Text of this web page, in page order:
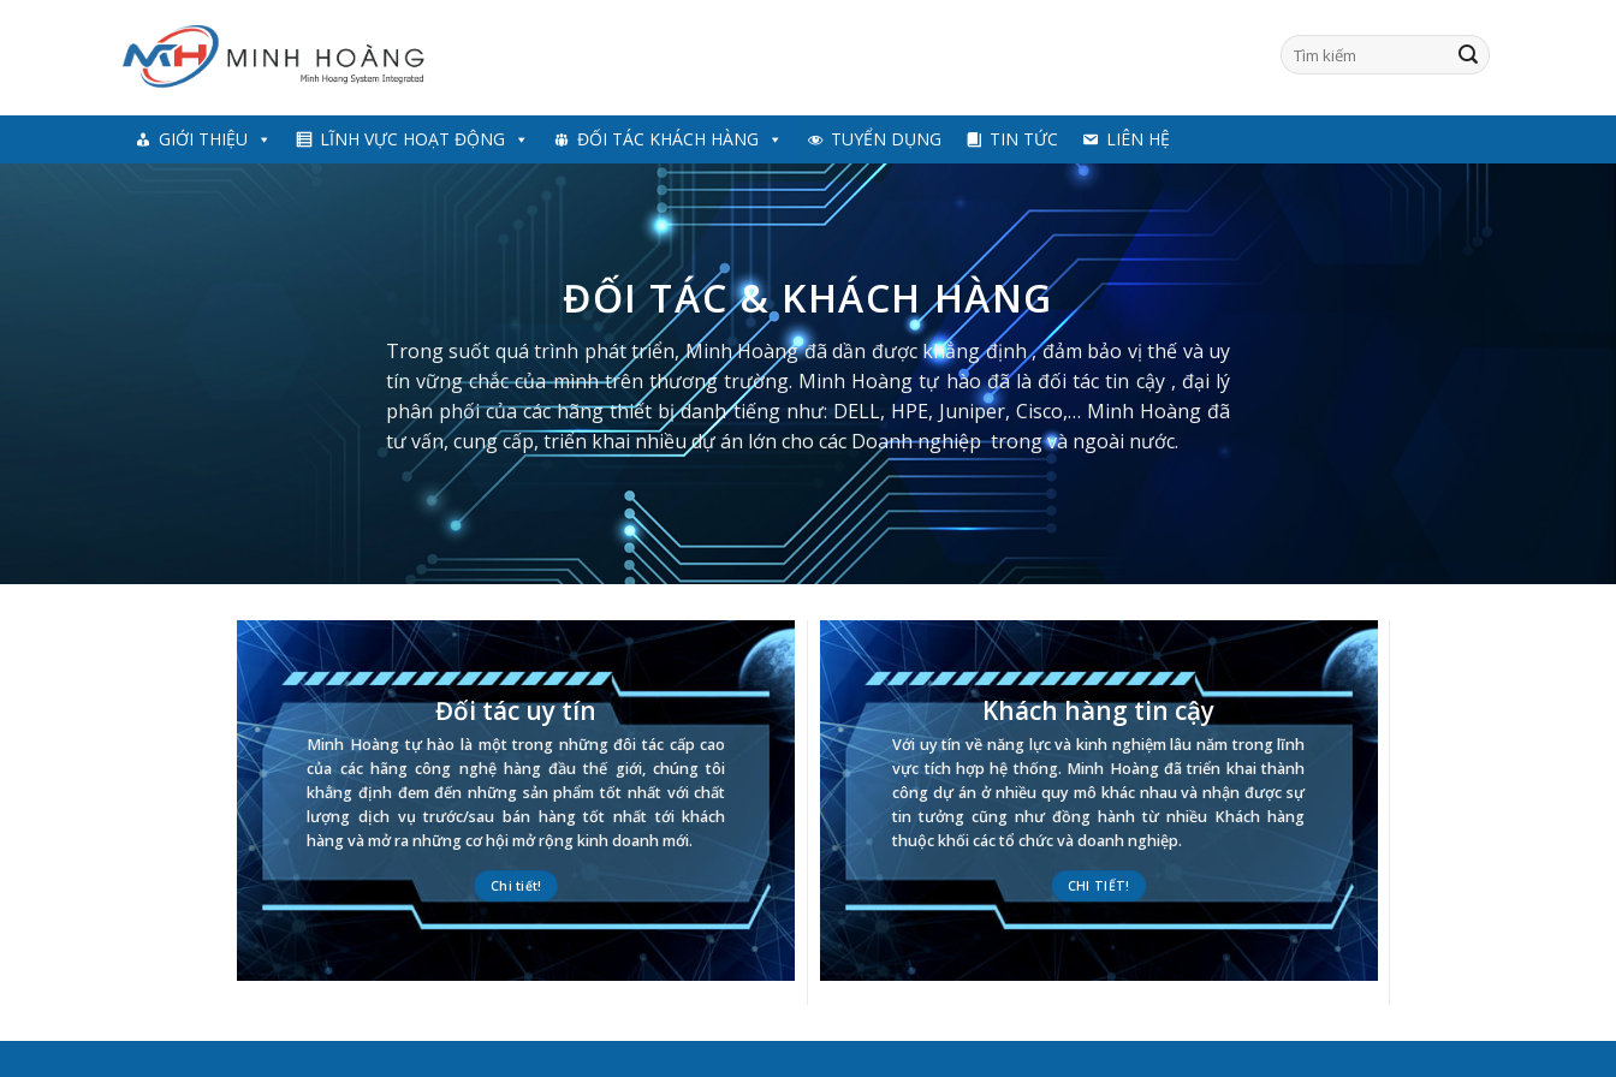
GIỚI THIỆU LĨNH VỰC HOẠT ĐỘNG ĐỐI TÁC KHÁCH HÀNG TUYỂN DỤNG TIN TỨC LIÊN HỆ
ĐỐI TÁC & KHÁCH HÀNG
Trong suốt quá trình phát triển, Minh Hoàng đã dần được khẳng định , đảm bảo vị thế và uy
tín vững chắc của mình trên thương trường. Minh Hoàng tự hào đã là đối tác tin cậy , đại lý
phân phối của các hãng thiết bị danh tiếng như: DELL, HPE, Juniper, Cisco,… Minh Hoàng đã
tư vấn, cung cấp, triển khai nhiều dự án lớn cho các Doanh nghiệp trong và ngoài nước.
Đối tác uy tín
Minh Hoàng tự hào là một trong những đôi tác cấp cao
của các hãng công nghệ hàng đầu thế giới, chúng tôi
khẳng định đem đến những sản phẩm tốt nhất với chất
lượng dịch vụ trước/sau bán hàng tốt nhất tới khách
hàng và mở ra những cơ hội mở rộng kinh doanh mới.
Chi tiết!
Khách hàng tin cậy
Với uy tín về năng lực và kinh nghiệm lâu năm trong lĩnh
vực tích hợp hệ thống. Minh Hoàng đã triển khai thành
công dự án ở nhiều quy mô khác nhau và nhận được sự
tin tưởng cũng như đồng hành từ nhiều Khách hàng
thuộc khối các tổ chức và doanh nghiệp.
CHI TIẾT!